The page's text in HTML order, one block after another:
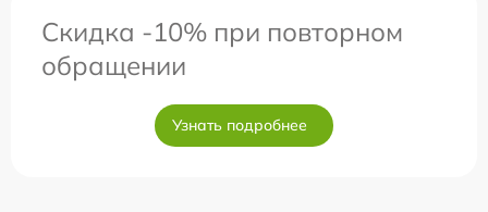
Скидка -10% при повторном
обращении
Узнать подробнее